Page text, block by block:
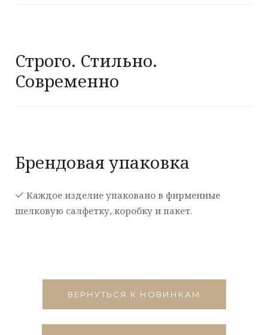
Строго. Стильно.
Современно
Брендовая упаковка
Каждое изделие упаковано в фирменные
шелковую салфетку, коробку и пакет.
ВЕРНУТЬСЯ К НОВИНКАМ